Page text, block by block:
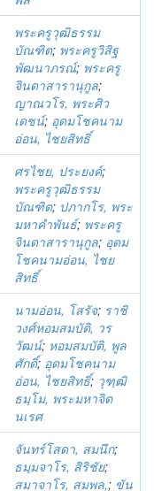
พระครูวุฒิธรรม
บัณฑิต; พระครูวิสิฐ
พัฒนาภรณ์; พระครู
จินดาสารานุกูล;
ญาณวโร, พระศิว
เดชน์; อุดมโชคนาม
อ่อน, ไชยสิทธิ์
ศรไชย, ประยงค์;
พระครูวุฒิธรรม
บัณฑิต; ปภากโร, พระ
มหาคำพันธ์; พระครู
จินดาสารานุกูล; อุดม
โชคนามอ่อน, ไชย
สิทธิ์
นามอ่อน, โสรัจ; ราชิ
วงศ์หอมสมบัติ, วร
วัฒน์; หอมสมบัติ, พูล
ศักดิ์; อุดมโชคนาม
อ่อน, ไชยสิทธิ์; วุฑฺฒิ
ธมฺโม, พระมหาจิต
นเรศ
จันทร์โสดา, สมนึก;
ธมฺมจาโร, สิริชัย;
สมาจาโร, สมพล,; ขัน